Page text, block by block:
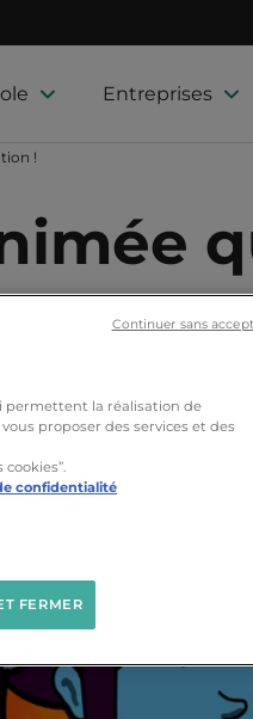
Entreprises
!
Projets étudiants
permettent la réalisation de
proposer des services et des
confidentialité
FERMER
Continuer sans